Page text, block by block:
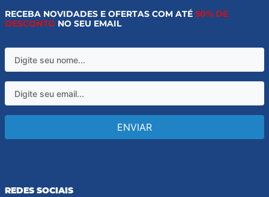
RECEBA NOVIDADES E OFERTAS COM ATÉ 50% DE
DESCONTO NO SEU EMAIL
ENVIAR
REDES SOCIAIS